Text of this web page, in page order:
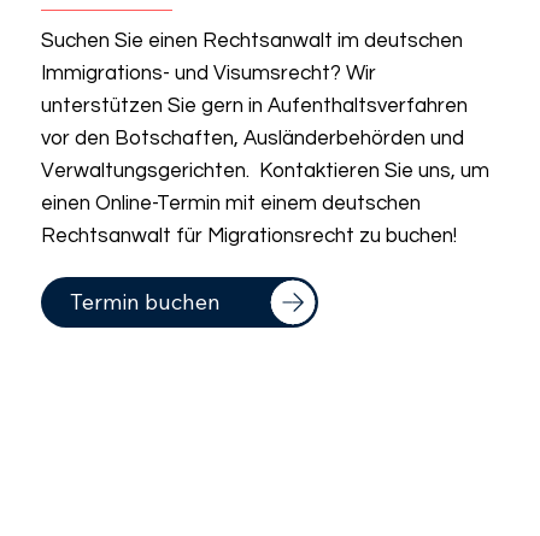
Suchen Sie einen Rechtsanwalt im deutschen
Immigrations- und Visumsrecht? Wir
unterstützen Sie gern in Aufenthaltsverfahren
vor den Botschaften, Ausländerbehörden und
Verwaltungsgerichten. Kontaktieren Sie uns, um
einen Online-Termin mit einem deutschen
Rechtsanwalt für Migrationsrecht zu buchen!
Termin buchen